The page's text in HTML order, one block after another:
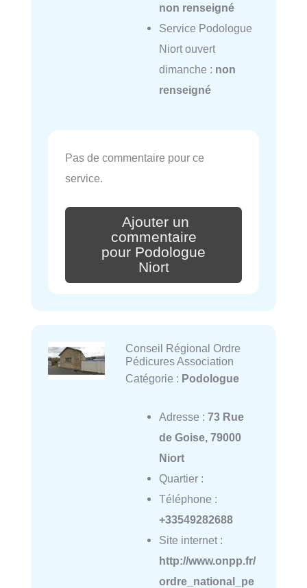
non renseigné
Service Podologue
Niort ouvert
dimanche : non
renseigné
Pas de commentaire pour ce
service.
Ajouter un
commentaire
pour Podologue
Niort
Conseil Régional Ordre
Pédicures Association
Catégorie : Podologue
Adresse : 73 Rue
de Goise, 79000
Niort
Quartier :
Téléphone :
+33549282688
Site internet :
http://www.onpp.fr/
ordre_national_pe